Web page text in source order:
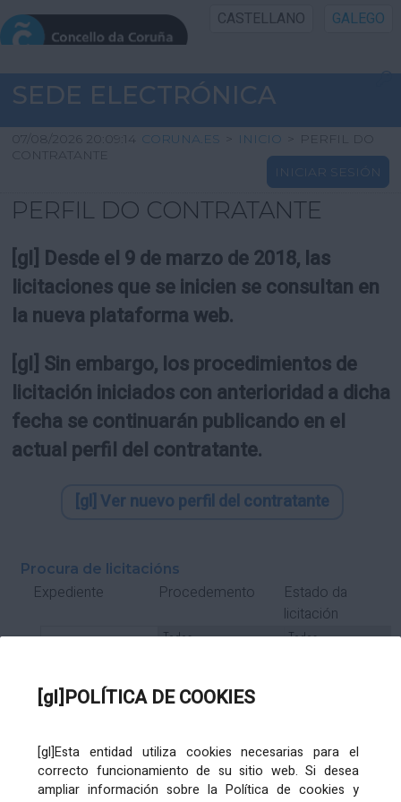
[gl]POLÍTICA DE COOKIES
[gl]Esta entidad utiliza cookies necesarias para el
correcto funcionamiento de su sitio web. Si desea
ampliar información sobre la Política de cookies y
CASTELLANO GALEGO
INICIO SEDE
INICIO
INFORMACIÓN PÚBLICA
UTILIDADES
SEDE ELECTRÓNICA
07/08/2026 20:09:14 CORUNA.ES > INICIO > PERFIL DO
CONTRATANTE
INICIAR SESIÓN
PERFIL DO CONTRATANTE
[gl] Desde el 9 de marzo de 2018, las
licitaciones que se inicien se consultan en
la nueva plataforma web.
[gl] Sin embargo, los procedimientos de
licitación iniciados con anterioridad a dicha
fecha se continuarán publicando en el
actual perfil del contratante.
[gl] Ver nuevo perfil del contratante
Procura de licitacións
Expediente Procedemento
Estado da
licitación
Subcontrato Tramitación
Órgano de contratación Título